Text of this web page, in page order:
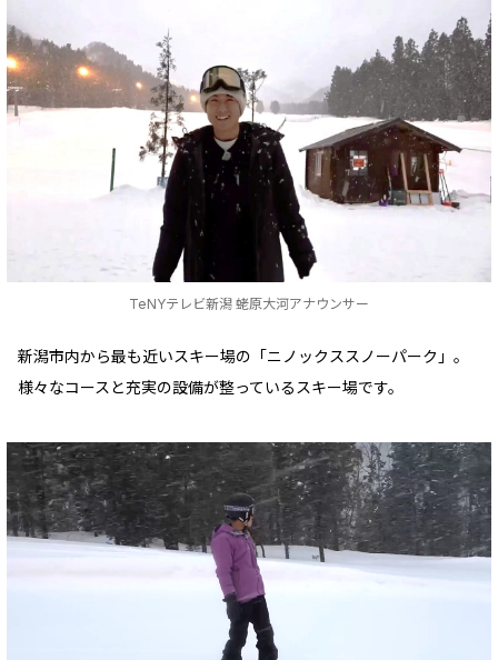
TeNYテレビ新潟 蛯原大河アナウンサー
新潟市内から最も近いスキー場の「ニノックススノーパーク」。
様々なコースと充実の設備が整っているスキー場です。